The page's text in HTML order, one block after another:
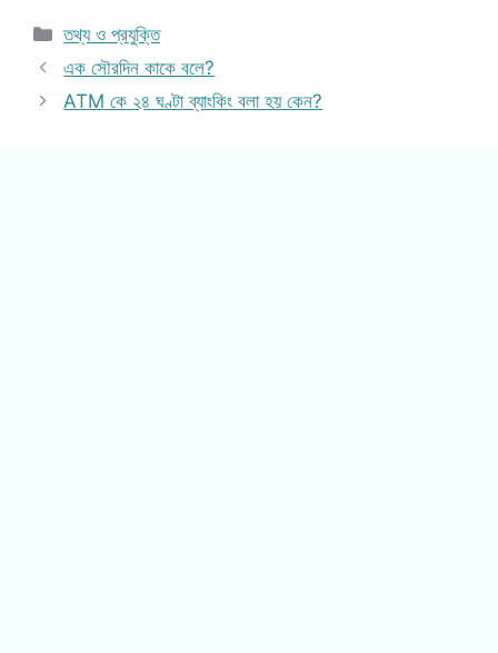
Categories
তথ্য ও প্রযুক্তি
এক সৌরদিন কাকে বলে?
ATM কে ২৪ ঘণ্টা ব্যাংকিং বলা হয় কেন?